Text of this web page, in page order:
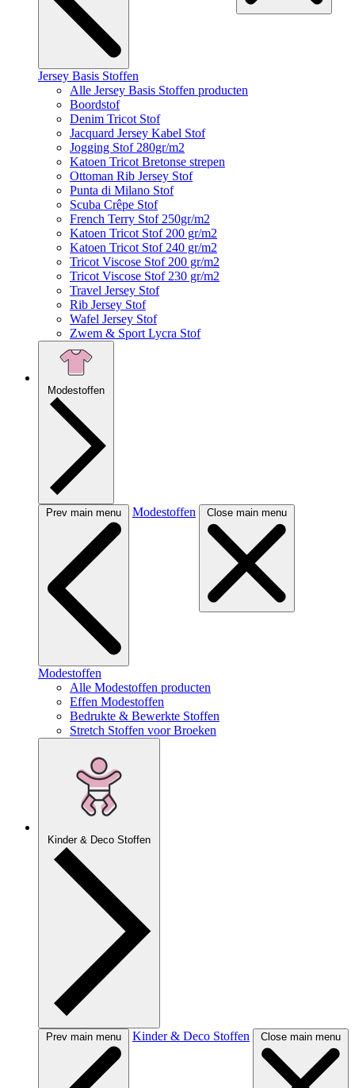
Jersey Basis Stoffen
Alle Jersey Basis Stoffen producten
Boordstof
Denim Tricot Stof
Jacquard Jersey Kabel Stof
Jogging Stof 280gr/m2
Katoen Tricot Bretonse strepen
Ottoman Rib Jersey Stof
Punta di Milano Stof
Scuba Crêpe Stof
French Terry Stof 250gr/m2
Katoen Tricot Stof 200 gr/m2
Katoen Tricot Stof 240 gr/m2
Tricot Viscose Stof 200 gr/m2
Tricot Viscose Stof 230 gr/m2
Travel Jersey Stof
Rib Jersey Stof
Wafel Jersey Stof
Zwem & Sport Lycra Stof
Modestoffen
Prev main menu Modestoffen Close main menu
Modestoffen
Alle Modestoffen producten
Effen Modestoffen
Bedrukte & Bewerkte Stoffen
Stretch Stoffen voor Broeken
Kinder & Deco Stoffen
Prev main menu Kinder & Deco Stoffen Close main menu